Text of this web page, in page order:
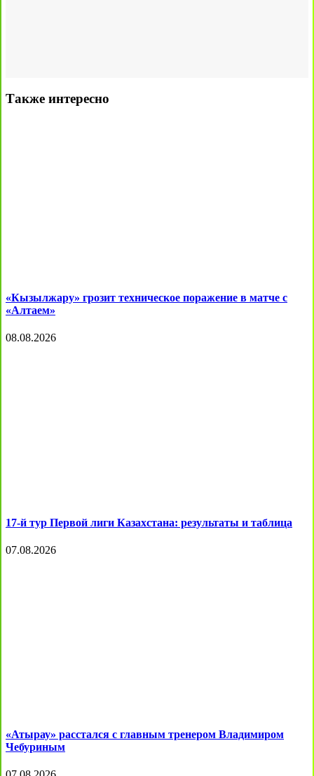
Также интересно
«Кызылжару» грозит техническое поражение в матче с
«Алтаем»
08.08.2026
17-й тур Первой лиги Казахстана: результаты и таблица
07.08.2026
«Атырау» расстался с главным тренером Владимиром
Чебуриным